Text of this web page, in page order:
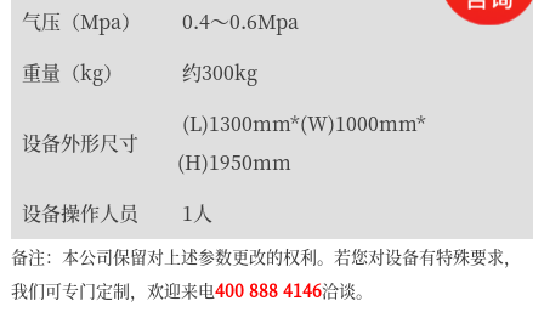
气压（Mpa）
0.4～0.6Mpa
重量（kg）
约300kg
设备外形尺寸
(L)1300mm*(W)1000mm*
(H)1950mm
设备操作人员
1人
备注：本公司保留对上述参数更改的权利。若您对设备有特殊要求，
我们可专门定制，欢迎来电400 888 4146洽谈。